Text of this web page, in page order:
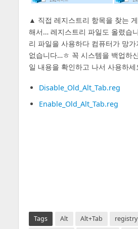
▲ 직접 레지스트리 항목을 찾는
해서… 레지스트리 파일도 올렸습
리 파일을 사용하다 컴퓨터가 망
없습니다…ㅎ 꼭 시스템을 백업하
일 내용을 확인하고 나서 사용하세
Disable_Old_Alt_Tab.reg
Enable_Old_Alt_Tab.reg
Tags Alt Alt+Tab registry